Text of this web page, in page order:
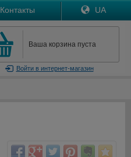
Контакты UA
Ваша корзина пуста
Войтив интернет-магазин